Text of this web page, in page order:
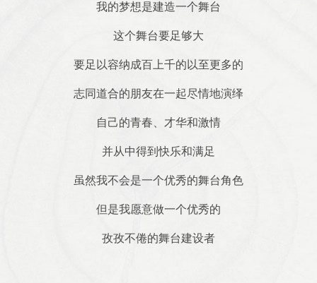
我的梦想是建造一个舞台
这个舞台要足够大
要足以容纳成百上千的以至更多的
志同道合的朋友在一起尽情地演绎
自己的青春、才华和激情
并从中得到快乐和满足
虽然我不会是一个优秀的舞台角色
但是我愿意做一个优秀的
孜孜不倦的舞台建设者